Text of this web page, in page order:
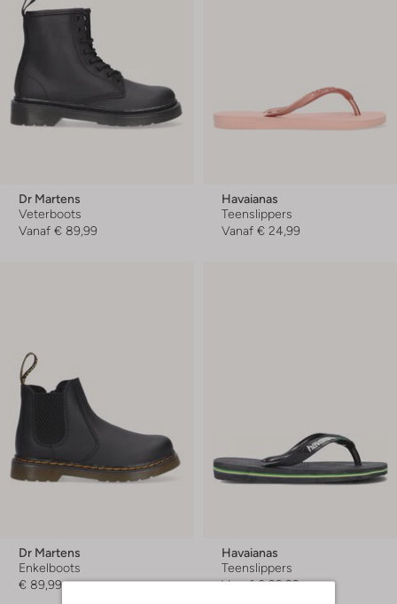
Dr Martens
Veterboots
Vanaf € 89,99
Havaianas
Teenslippers
Vanaf € 24,99
Dr Martens
Enkelboots
€ 89,99
Havaianas
Teenslippers
Vanaf € 22,99